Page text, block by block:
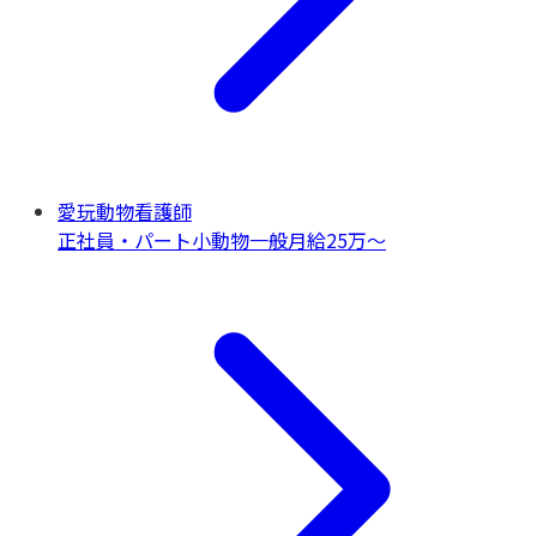
愛玩動物看護師
正社員・パート小動物一般月給25万〜